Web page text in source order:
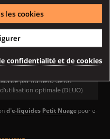
par numéro de lot
optimale (DLUO)
d'e-liquides Petit Nuage pour e-
les cookies
confidentialité et de cookies